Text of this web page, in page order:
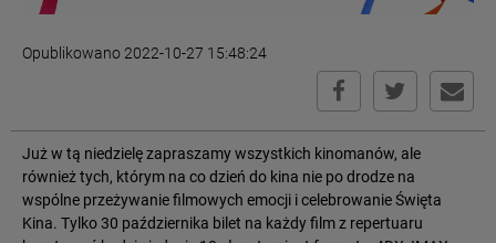
Opublikowano 2022-10-27 15:48:24
Już w tą niedzielę zapraszamy wszystkich kinomanów, ale
również tych, którym na co dzień do kina nie po drodze na
wspólne przeżywanie filmowych emocji i celebrowanie Święta
Kina. Tylko 30 października bilet na każdy film z repertuaru